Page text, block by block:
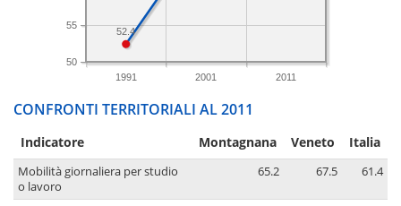
1991 2001 2011
50
55
52.4
CONFRONTI TERRITORIALI AL 2011
Indicatore Montagnana Veneto Italia
Mobilità giornaliera per studio
o lavoro
65.2 67.5 61.4